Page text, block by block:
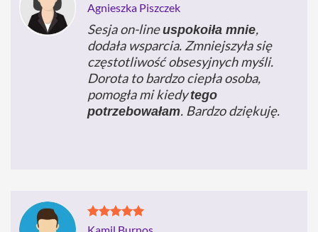
Agnieszka Piszczek
Sesja on-lineuspokoiła mnie,
dodała wsparcia. Zmniejszyła się
częstotliwość obsesyjnych myśli.
Dorota to bardzo ciepła osoba,
pomogła mi kiedytego
potrzebowałam. Bardzo dziękuję.